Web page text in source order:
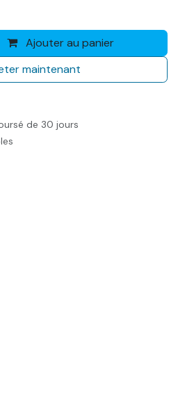
Ajouter au panier
maintenant
de 30 jours